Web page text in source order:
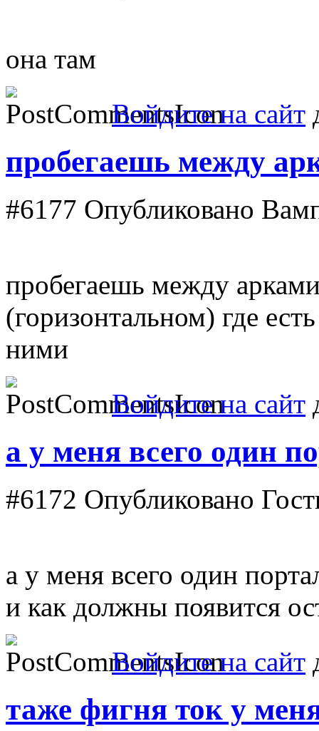
она там
Войдите на сайт
пробегаешь между
#6177 Опубликовано
пробегаешь между
(горизонтальном) где
ними
Войдите на сайт
а у меня всего один
#6172 Опубликовано
а у меня всего один
и как должны появится
Войдите на сайт
таже фигня ток у